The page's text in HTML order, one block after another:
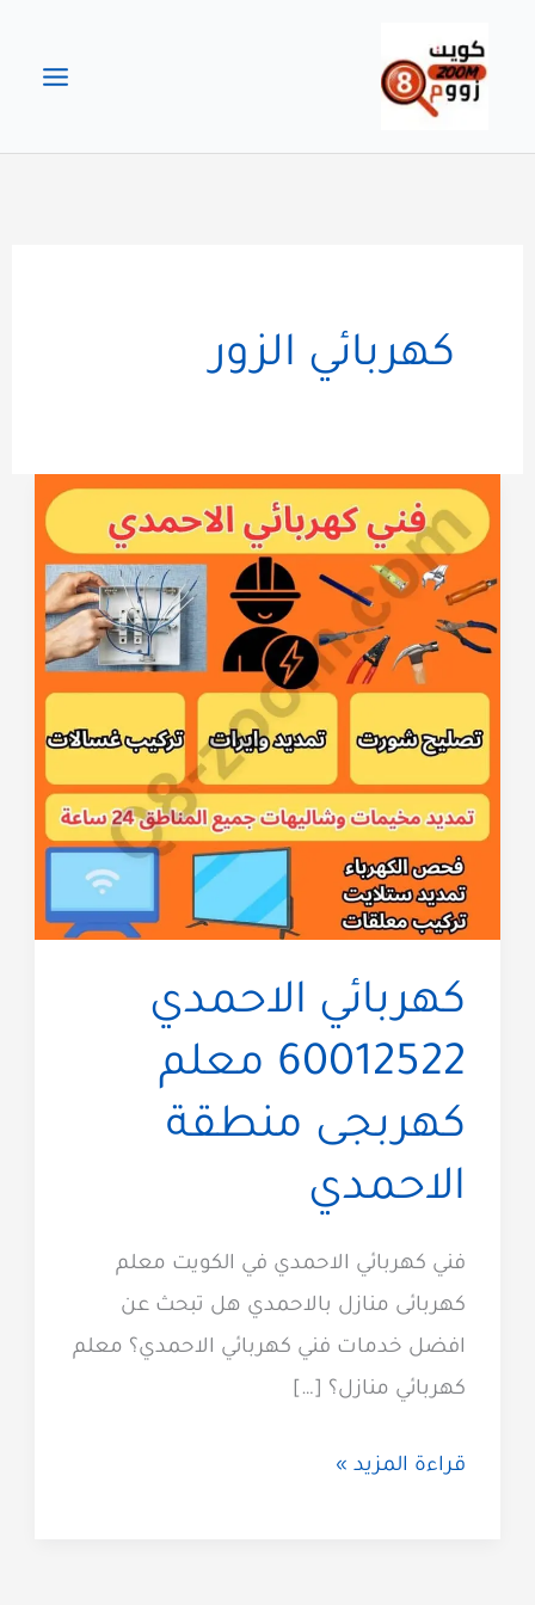
المحتوى
كهربائي الزور
كهربائي الاحمدي
60012522 معلم
كهربجى منطقة
الاحمدي
فني كهربائي الاحمدي في الكويت معلم
كهربائى منازل بالاحمدي هل تبحث عن
افضل خدمات فني كهربائي الاحمدي؟ معلم
كهربائي منازل؟ […]
كهربائي
قراءة المزيد »